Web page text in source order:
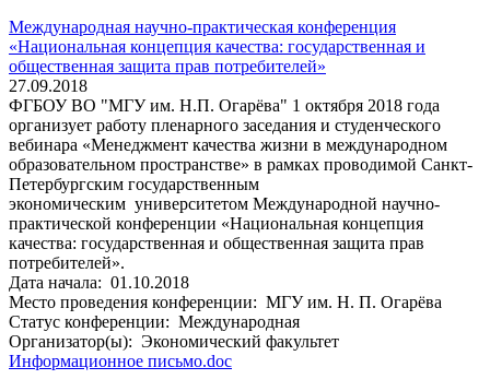
Международная научно-практическая конференция
«Национальная концепция качества: государственная и
общественная защита прав потребителей»
27.09.2018
ФГБОУ ВО "МГУ им. Н.П. Огарёва" 1 октября 2018 года
организует работу пленарного заседания и студенческого
вебинара «Менеджмент качества жизни в международном
образовательном пространстве» в рамках проводимой Санкт-
Петербургским государственным
экономическим университетом Международной научно-
практической конференции «Национальная концепция
качества: государственная и общественная защита прав
потребителей».
Дата начала: 01.10.2018
Место проведения конференции: МГУ им. Н. П. Огарёва
Статус конференции: Международная
Организатор(ы): Экономический факультет
Информационное письмо.doc